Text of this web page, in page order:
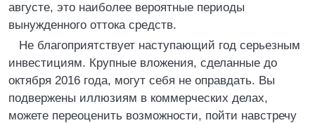
августе, это наиболее вероятные периоды
вынужденного оттока средств.
Не благоприятствует наступающий год серьезным
инвестициям. Крупные вложения, сделанные до
октября 2016 года, могут себя не оправдать. Вы
подвержены иллюзиям в коммерческих делах,
можете переоценить возможности, пойти навстречу